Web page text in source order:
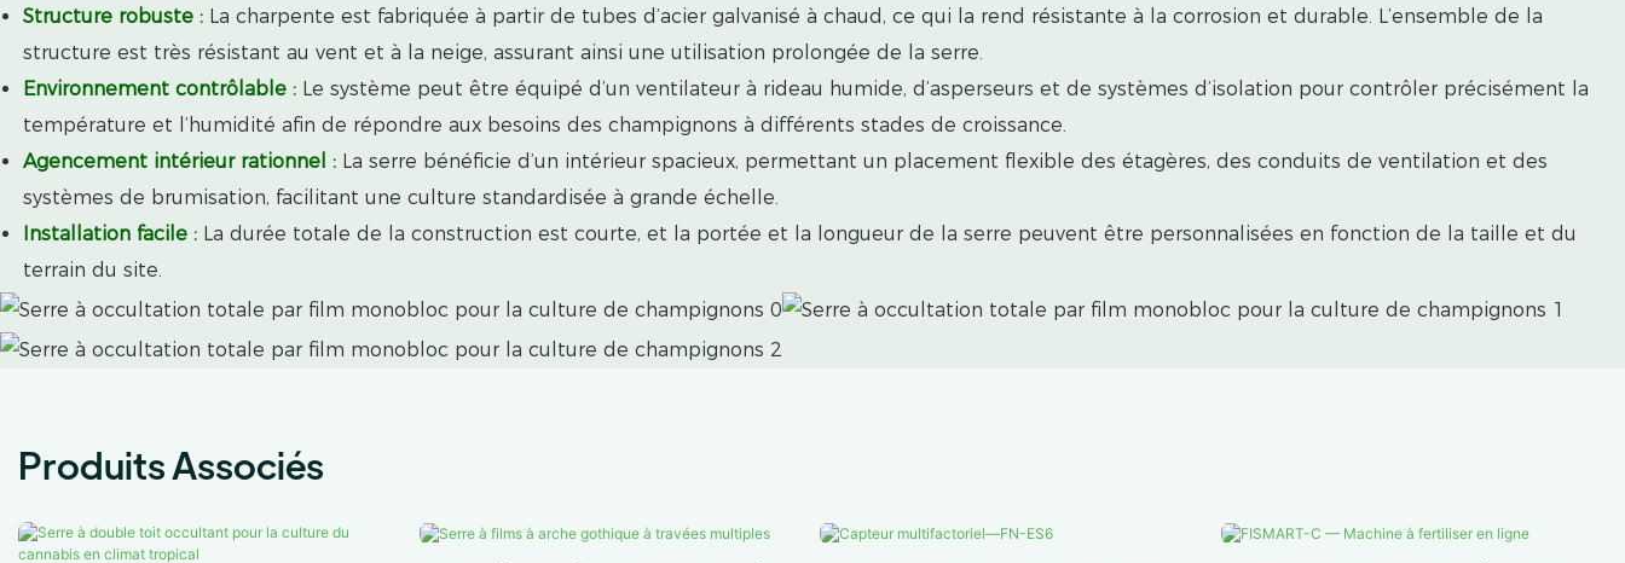
Structure robuste : La charpente est fabriquée à partir de tubes d’acier galvanisé à chaud, ce qui la rend résistante à la corrosion et durable. L’ensemble de la
structure est très résistant au vent et à la neige, assurant ainsi une utilisation prolongée de la serre.
Environnement contrôlable : Le système peut être équipé d’un ventilateur à rideau humide, d’asperseurs et de systèmes d’isolation pour contrôler précisément la
température et l’humidité afin de répondre aux besoins des champignons à différents stades de croissance.
Agencement intérieur rationnel : La serre bénéficie d’un intérieur spacieux, permettant un placement flexible des étagères, des conduits de ventilation et des
systèmes de brumisation, facilitant une culture standardisée à grande échelle.
Installation facile : La durée totale de la construction est courte, et la portée et la longueur de la serre peuvent être personnalisées en fonction de la taille et du
terrain du site.
Produits Associés